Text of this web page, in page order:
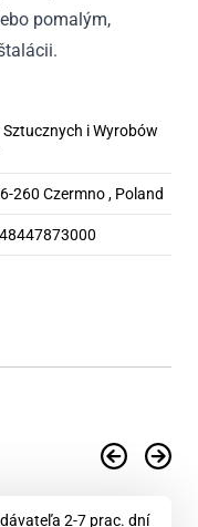
pomalým,
i Wyrobów
260 Czermno , Poland
2-7 prac. dní